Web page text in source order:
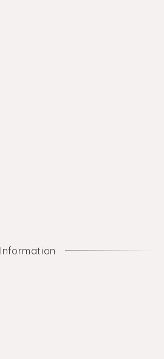
Information